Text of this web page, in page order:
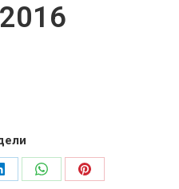
Share
Share